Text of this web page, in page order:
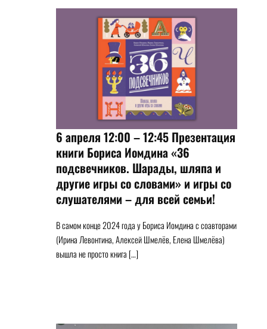
6 апреля 12:00 – 12:45 Презентация
книги Бориса Иомдина «36
подсвечников. Шарады, шляпа и
другие игры со словами» и игры со
слушателями – для всей семьи!
В самом конце 2024 года у Бориса Иомдина с соавторами
(Ирина Левонтина, Алексей Шмелёв, Елена Шмелёва)
вышла не просто книга […]